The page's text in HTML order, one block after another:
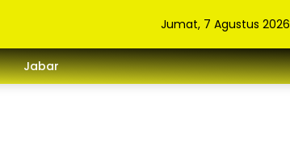
Jumat, 7 Agustus 2026
Jabar